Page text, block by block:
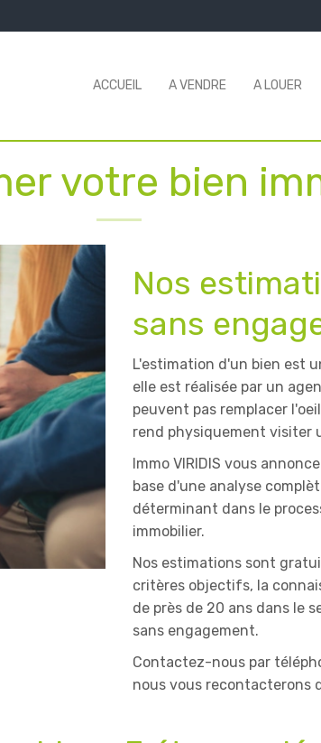
ACCUEIL A VENDRE A LOUER
votre bien
Nos
sans
L'estimation d'un bien est
elle est réalisée par un
peuvent pas remplacer
rend physiquement visiter
Immo VIRIDIS vous
base d'une analyse
déterminant dans le
immobilier.
Nos estimations sont
critères objectifs, la
de près de 20 ans dans le
sans engagement.
Contactez-nous par
nous vous recontacterons